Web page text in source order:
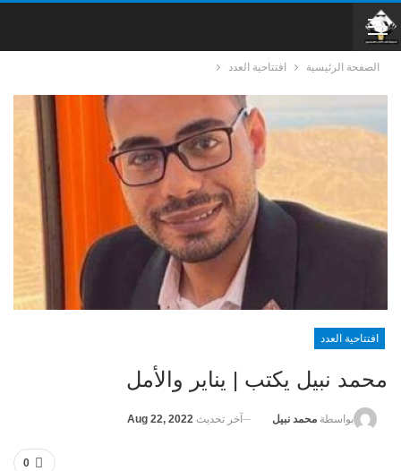
الصفحة الرئيسية افتتاحية العدد
افتتاحية العدد
محمد نبيل يكتب | يناير والأمل
بواسطة محمد نبيل آخر تحديث Aug 22, 2022
0